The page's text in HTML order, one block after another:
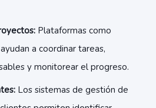
Plataformas como
a coordinar tareas,
y monitorear el progreso.
Los sistemas de gestión de